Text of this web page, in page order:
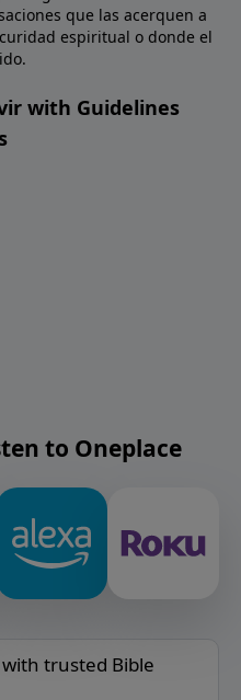
que las acerquen a
espiritual o donde el
with Guidelines
to Oneplace
with trusted Bible